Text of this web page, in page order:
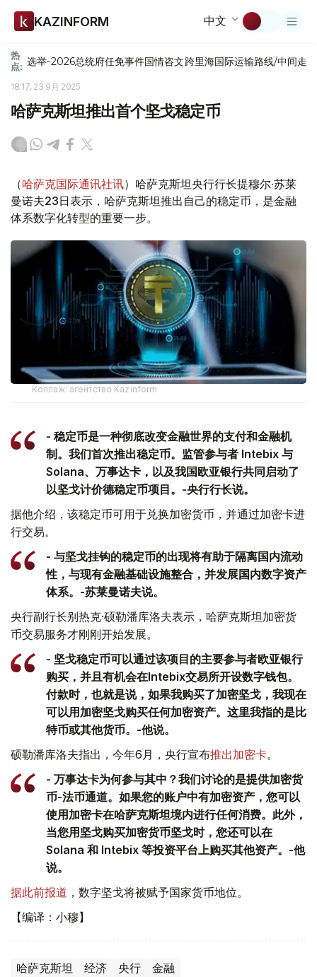
KAZINFORM 中文
热
点: 选举-2026总统府任免事件国情咨文跨里海国际运输路线/中间走廊
18:17, 23 9月 2025
哈萨克斯坦推出首个坚戈稳定币
（哈萨克国际通讯社讯）哈萨克斯坦央行行长提穆尔·苏莱
曼诺夫23日表示，哈萨克斯坦推出自己的稳定币，是金融
体系数字化转型的重要一步。
Коллаж: агентство Kazinform
- 稳定币是一种彻底改变金融世界的支付和金融机
制。我们首次推出稳定币。监管参与者 Intebix 与
Solana、万事达卡，以及我国欧亚银行共同启动了
以坚戈计价德稳定币项目。-央行行长说。
据他介绍，该稳定币可用于兑换加密货币，并通过加密卡进
行交易。
- 与坚戈挂钩的稳定币的出现将有助于隔离国内流动
性，与现有金融基础设施整合，并发展国内数字资产
体系。-苏莱曼诺夫说。
央行副行长别热克·硕勒潘库洛夫表示，哈萨克斯坦加密货
币交易服务才刚刚开始发展。
- 坚戈稳定币可以通过该项目的主要参与者欧亚银行
购买，并且有机会在Intebix交易所开设数字钱包。
付款时，也就是说，如果我购买了加密坚戈，我现在
可以用加密坚戈购买任何加密资产。这里我指的是比
特币或其他货币。-他说。
硕勒潘库洛夫指出，今年6月，央行宣布推出加密卡。
- 万事达卡为何参与其中？我们讨论的是提供加密货
币-法币通道。如果您的账户中有加密资产，您可以
使用加密卡在哈萨克斯坦境内进行任何消费。此外，
当您用坚戈购买加密货币坚戈时，您还可以在
Solana 和 Intebix 等投资平台上购买其他资产。-他
说。
据此前报道 ，数字坚戈将被赋予国家货币地位。
【编译：小穆】
哈萨克斯坦 经济 央行 金融